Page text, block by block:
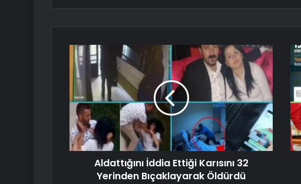
Aldattığını İddia Ettiği Karısını 32
Yerinden Bıçaklayarak Öldürdü